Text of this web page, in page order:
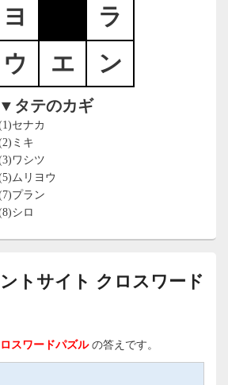
ヨ
ラ
ウ エ ン
▼タテのカギ
セナカ
ミキ
ワシツ
ムリヨウ
プラン
シロ
トサイト クロスワード
スワードパズルの答えです。